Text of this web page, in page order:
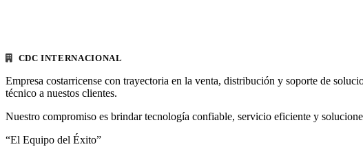
CDC INTERNACIONAL
Empresa costarricense con trayectoria en la venta, distribución y soporte de
técnico a nuestos clientes.
Nuestro compromiso es brindar tecnología confiable, servicio eficiente y
“El Equipo del Éxito”